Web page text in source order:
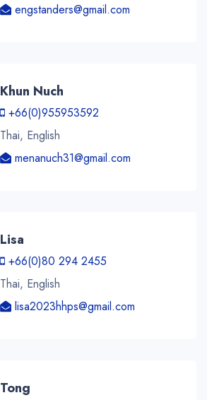
engstanders@gmail.com
Khun Nuch
+66(0)955953592
Thai, English
menanuch31@gmail.com
Lisa
+66(0)80 294 2455
Thai, English
lisa2023hhps@gmail.com
Tong